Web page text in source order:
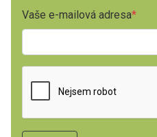
Vaše e-mailová adresa